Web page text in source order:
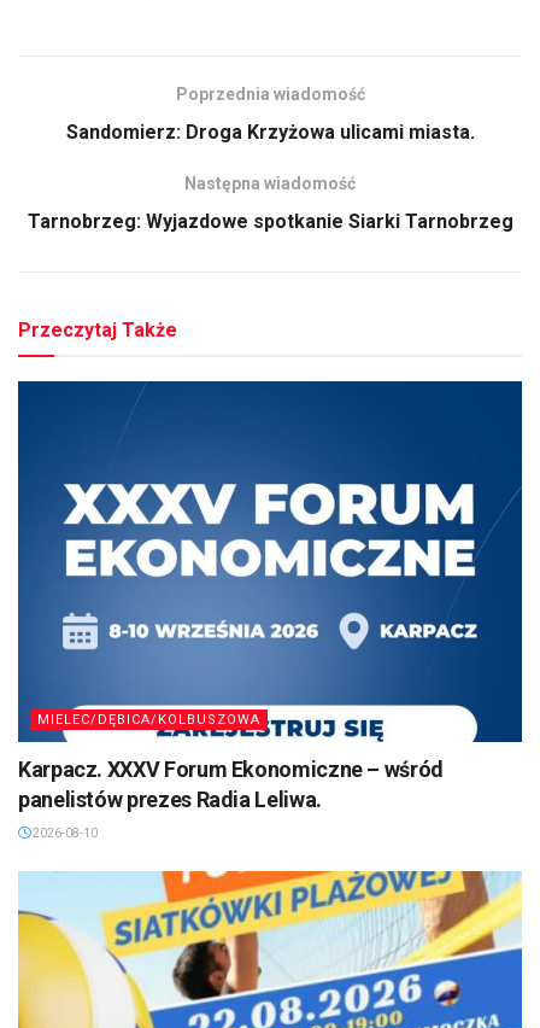
Poprzednia wiadomość
Sandomierz: Droga Krzyżowa ulicami miasta.
Następna wiadomość
Tarnobrzeg: Wyjazdowe spotkanie Siarki Tarnobrzeg
Przeczytaj Także
MIELEC/DĘBICA/KOLBUSZOWA
Karpacz. XXXV Forum Ekonomiczne – wśród
panelistów prezes Radia Leliwa.
2026-08-10